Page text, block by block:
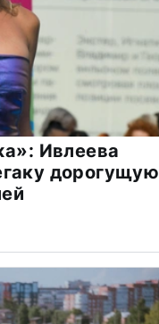
Ивлеева
дорогущую